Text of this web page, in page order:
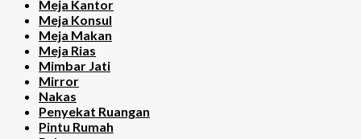
Meja Kantor
Meja Konsul
Meja Makan
Meja Rias
Mimbar Jati
Mirror
Nakas
Penyekat Ruangan
Pintu Rumah